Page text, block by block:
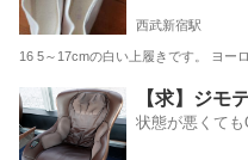
西武新宿駅
16 5～17cmの白い上履きです。 ヨー
東京 新宿区 西武新宿駅
【求】ジモ
状態が悪くて